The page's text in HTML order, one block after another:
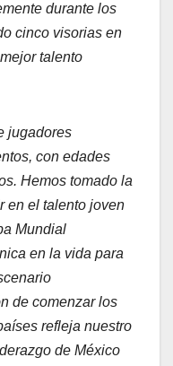
durante los
cinco visorias en
talento
jugadores
con edades
Hemos tomado la
en el talento joven
Mundial
en la vida para
de comenzar los
refleja nuestro
de México